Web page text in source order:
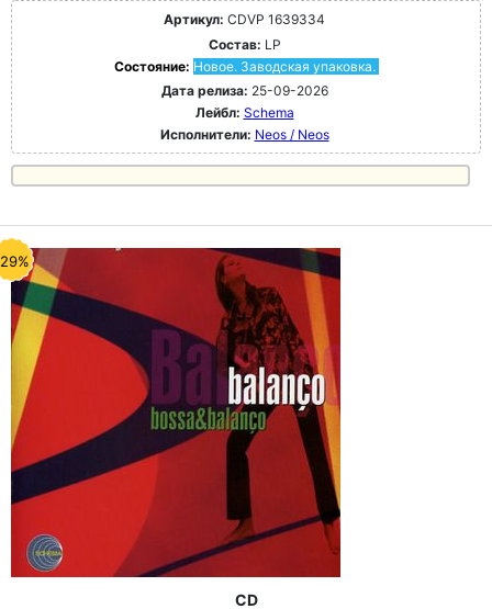
Артикул: CDVP 1639334
Состав: LP
Состояние: Новое. Заводская упаковка.
Дата релиза: 25-09-2026
Лейбл: Schema
Исполнители: Neos / Neos
CD